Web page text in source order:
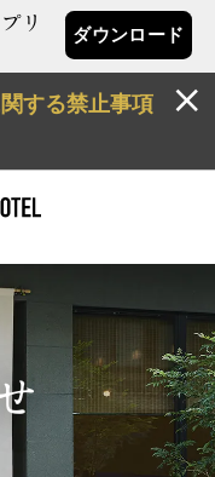
リ
ダウンロード
する禁止事項